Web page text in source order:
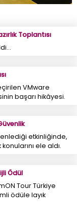
Toplantısı
VMware
başarı hikâyesi.
etkinliğinde,
ele aldı.
Ödül
Tour Türkiye
ödüle layık